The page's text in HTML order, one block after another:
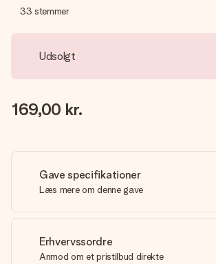
33 stemmer
Udsolgt
169,00 kr.
Gave specifikationer
Læs mere om denne gave
Erhvervssordre
Anmod om et pristilbud direkte